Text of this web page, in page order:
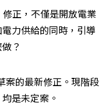
修正，不僅是開放電業
力供給的同時，引導
？
的最新修正。現階段
是未定案。